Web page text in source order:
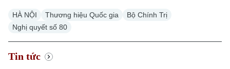
HÀ NỘI Thương hiệu Quốc gia
Bộ Chính Trị
Nghị quyết số 80
Tin tức